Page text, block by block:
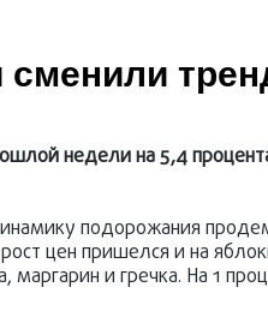
недели на 5,4
подорожания
цен пришелся и на
и гречка. На 1